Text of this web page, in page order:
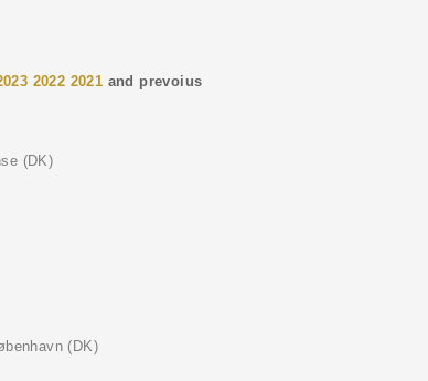
2022 2021 and prevoius
(DK)
(DK)